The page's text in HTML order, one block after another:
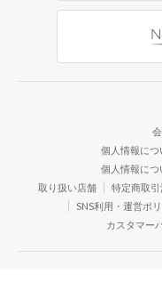
個人情報につ
個人情報につ
取り扱い店舗
特定商取
SNS利用・運営ポ
カスタマー